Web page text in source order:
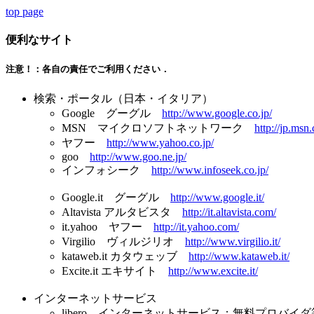
top page
便利なサイト
注意！：各自の責任でご利用ください．
検索・ポータル（日本・イタリア）
Google グーグル http://www.google.co.jp/
MSN マイクロソフトネットワーク http://
ヤフー http://www.yahoo.co.jp/
goo http://www.goo.ne.jp/
インフォシーク http://www.infoseek.co.jp/
Google.it グーグル http://www.google.it/
Altavista アルタビスタ http://it.altavista.com/
it.yahoo ヤフー http://it.yahoo.com/
Virgilio ヴィルジリオ http://www.virgilio.it/
kataweb.it カタウェッブ http://www.kataweb.it/
Excite.it エキサイト http://www.excite.it/
インターネットサービス